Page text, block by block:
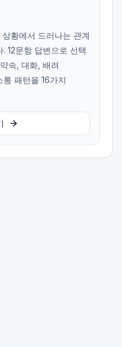
황에서 드러나는 관계
12문항 답변으로 선택
속, 대화, 배려
패턴을 16가지